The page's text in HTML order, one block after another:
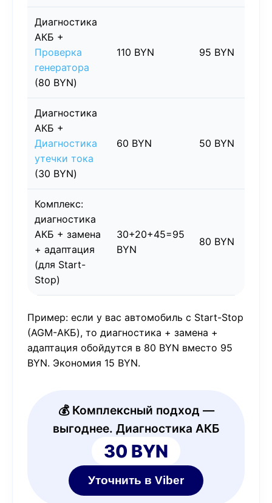
Диагностика
АКБ +
Проверка
генератора
(80 BYN)
110 BYN 95 BYN
Диагностика
АКБ +
Диагностика
утечки тока
(30 BYN)
60 BYN 50 BYN
Комплекс:
диагностика
АКБ + замена
+ адаптация
(для Start-
Stop)
30+20+45=95
BYN
80 BYN
Пример: если у вас автомобиль с Start-Stop
(AGM-АКБ), то диагностика + замена +
адаптация обойдутся в 80 BYN вместо 95
BYN. Экономия 15 BYN.
💰 Комплексный подход —
выгоднее. Диагностика АКБ
30 BYN
Уточнить в Viber